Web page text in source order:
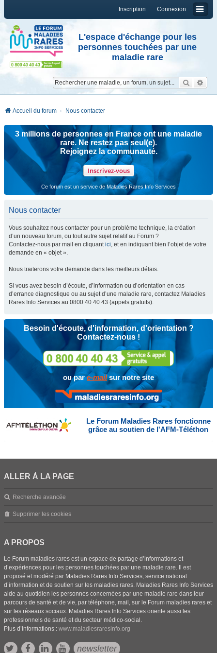
Connexion
Inscription
L'espace d'échange pour les
personnes touchées par une
maladie rare
Accueil du forum Nous contacter
3 millions de personnes en France ont une maladie
rare. Ne restez pas seul(e).
Rejoignez la communauté.
Inscrivez-vous
Ce forum est un service de Maladies Rares Info Services
Nous contacter
Vous souhaitez nous contacter pour un problème technique, la création
d’un nouveau forum, ou tout autre sujet relatif au Forum ?
Contactez-nous par mail en cliquantici, et en indiquant bien l’objet de votre
demande en « objet ».
Nous traiterons votre demande dans les meilleurs délais.
Si vous avez besoin d’écoute, d’information ou d’orientation en cas
d’errance diagnostique ou au sujet d’une maladie rare, contactez Maladies
Rares Info Services au 0800 40 40 43 (appels gratuits).
Besoin d'écoute, d'information, d'orientation ?
Contactez-nous !
ou pare-mailsur notre site
Le Forum Maladies Rares fonctionne
grâce au soutien de l'AFM-Téléthon
ALLER À LA PAGE
Recherche avancée
Supprimer les cookies
A PROPOS
Le Forum maladies rares est un espace de partage d’informations et
d’expériences pour les personnes touchées par une maladie rare. Il est
proposé et modéré par Maladies Rares Info Services, service national
d’information et de soutien sur les maladies rares. Maladies Rares Info Services
aide au quotidien les personnes concernées par une maladie rare dans leur
parcours de santé et de vie, par téléphone, mail, sur le Forum maladies rares et
sur les réseaux sociaux. Maladies Rares Info Services oriente aussi les
professionnels de santé et du secteur médico-social.
Plus d’informations : www.maladiesraresinfo.org
newsletter